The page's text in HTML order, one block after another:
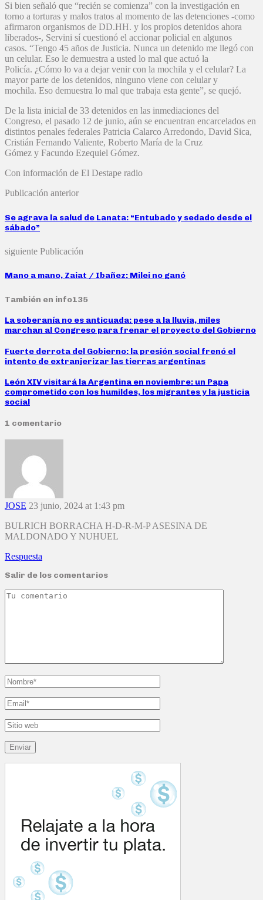
Si bien señaló que “recién se comienza” con la investigación en
torno a torturas y malos tratos al momento de las detenciones -como
afirmaron organismos de DD.HH. y los propios detenidos ahora
liberados-, Servini sí cuestionó el accionar policial en algunos
casos. “Tengo 45 años de Justicia. Nunca un detenido me llegó con
un celular. Eso le demuestra a usted lo mal que actuó la
Policía. ¿Cómo lo va a dejar venir con la mochila y el celular? La
mayor parte de los detenidos, ninguno viene con celular y
mochila. Eso demuestra lo mal que trabaja esta gente”, se quejó.
De la lista inicial de 33 detenidos en las inmediaciones del
Congreso, el pasado 12 de junio, aún se encuentran encarcelados en
distintos penales federales Patricia Calarco Arredondo, David Sica,
Cristián Fernando Valiente, Roberto María de la Cruz
Gómez y Facundo Ezequiel Gómez.
Con información de El Destape radio
Publicación anterior
Se agrava la salud de Lanata: “Entubado y sedado desde el
sábado”
siguiente Publicación
Mano a mano, Zaiat / Ibañez: Milei no ganó
También en info135
La soberanía no es anticuada: pese a la lluvia, miles
marchan al Congreso para frenar el proyecto del Gobierno
Fuerte derrota del Gobierno: la presión social frenó el
intento de extranjerizar las tierras argentinas
León XIV visitará la Argentina en noviembre: un Papa
comprometido con los humildes, los migrantes y la justicia
social
1 comentario
JOSE 23 junio, 2024 at 1:43 pm
BULRICH BORRACHA H-D-R-M-P ASESINA DE
MALDONADO Y NUHUEL
Respuesta
Salir de los comentarios